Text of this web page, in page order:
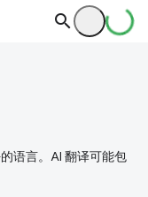
语言。AI 翻译可能包